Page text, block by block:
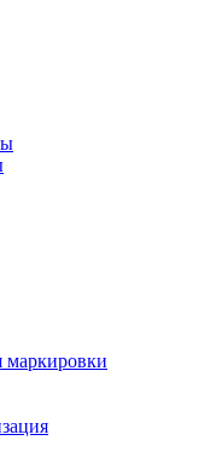
маркировки